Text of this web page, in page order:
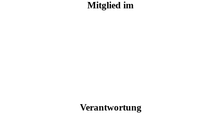
Mitglied im
Verantwortung